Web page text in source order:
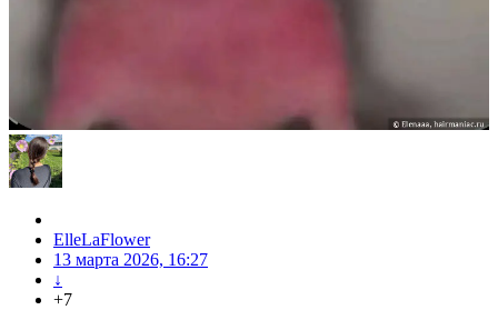
ElleLaFlower
13 марта 2026, 16:27
↓
+7